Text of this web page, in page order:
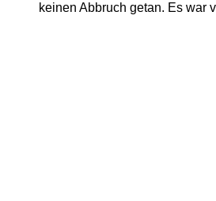
keinen Abbruch getan. Es war